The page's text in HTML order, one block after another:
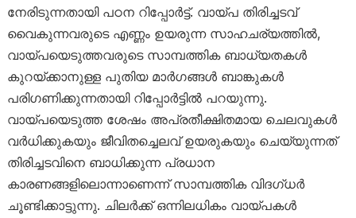
നേരിടുന്നതായി പഠന റിപ്പോർട്ട്. വായ്പ തിരിച്ചടവ്
വൈകുന്നവരുടെ എണ്ണം ഉയരുന്ന സാഹചര്യത്തിൽ,
വായ്പയെടുത്തവരുടെ സാമ്പത്തിക ബാധ്യതകൾ
കുറയ്ക്കാനുള്ള പുതിയ മാർഗങ്ങൾ ബാങ്കുകൾ
പരിഗണിക്കുന്നതായി റിപ്പോർട്ടിൽ പറയുന്നു.
വായ്പയെടുത്ത ശേഷം അപ്രതീക്ഷിതമായ ചെലവുകൾ
വർധിക്കുകയും ജീവിതച്ചെലവ് ഉയരുകയും ചെയ്യുന്നത്
തിരിച്ചടവിനെ ബാധിക്കുന്ന പ്രധാന
കാരണങ്ങളിലൊന്നാണെന്ന് സാമ്പത്തിക വിദഗ്ധർ
ചൂണ്ടിക്കാട്ടുന്നു. ചിലർക്ക് ഒന്നിലധികം വായ്പകൾ